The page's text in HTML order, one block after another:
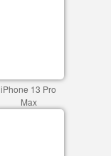
iPhone 13 Pro
Max